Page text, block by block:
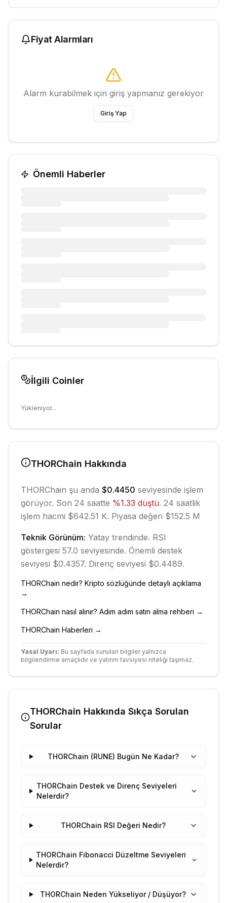
Fiyat Alarmları
Alarm kurabilmek için giriş yapmanız gerekiyor
Giriş Yap
Önemli Haberler
İlgili Coinler
Yükleniyor...
THORChain Hakkında
THORChain şu anda $0.4450 seviyesinde işlem
görüyor. Son 24 saatte %1.33 düştü. 24 saatlik
işlem hacmi $642.51 K. Piyasa değeri $152.5 M
Teknik Görünüm: Yatay trendinde. RSI
göstergesi 57.0 seviyesinde. Önemli destek
seviyesi $0.4357. Direnç seviyesi $0.4489.
THORChain nedir? Kripto sözlüğünde detaylı açıklama
→
THORChain nasıl alınır? Adım adım satın alma rehberi →
THORChain Haberleri →
Yasal Uyarı: Bu sayfada sunulan bilgiler yalnızca
bilgilendirme amaçlıdır ve yatırım tavsiyesi niteliği taşımaz.
THORChain Hakkında Sıkça Sorulan
Sorular
THORChain (RUNE) Bugün Ne Kadar?
THORChain Destek ve Direnç Seviyeleri
Nelerdir?
THORChain RSI Değeri Nedir?
THORChain Fibonacci Düzeltme Seviyeleri
Nelerdir?
THORChain Neden Yükseliyor / Düşüyor?